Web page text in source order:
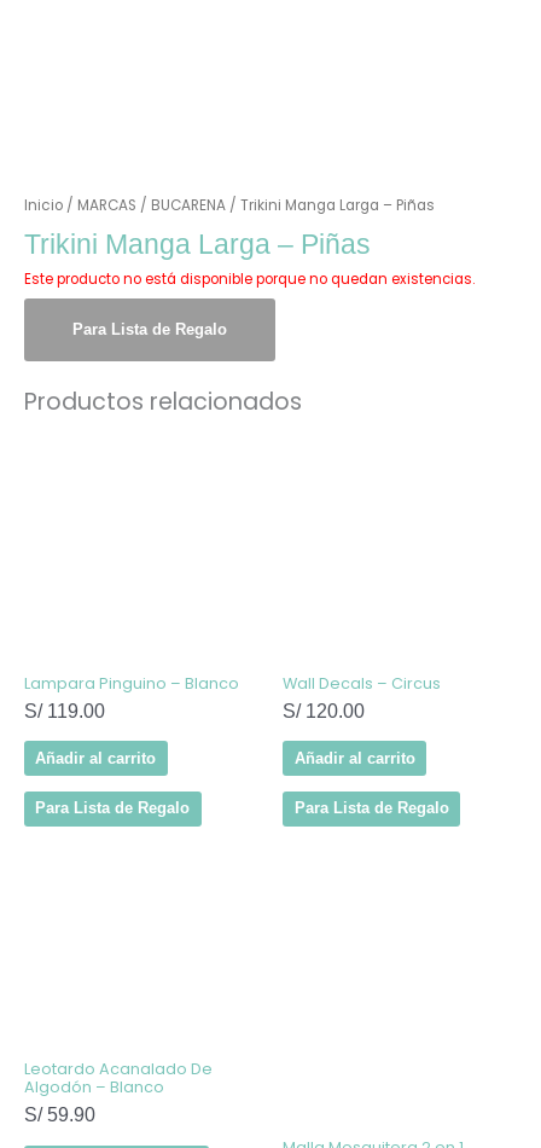
Inicio/ MARCAS / BUCARENA/ Trikini Manga Larga – Piñas
Trikini Manga Larga – Piñas
Este producto no está disponible porque no quedan existencias.
Para Lista de Regalo
Productos relacionados
Lampara Pinguino – Blanco
S/119.00
Añadir al carrito
Para Lista de Regalo
Wall Decals – Circus
S/120.00
Añadir al carrito
Para Lista de Regalo
Leotardo Acanalado De
Algodón – Blanco
S/59.90
elegir
en